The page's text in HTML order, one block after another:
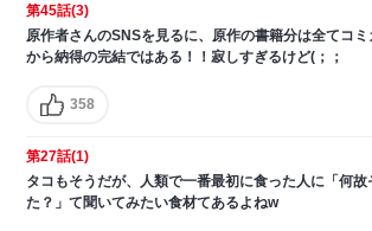
第45話(3)
原作者さんのSNSを見るに、原作の書籍分は全てコ
から納得の完結ではある！！寂しすぎるけど(；；
358
第27話(1)
タコもそうだが、人類で一番最初に食った人に「何
た？」て聞いてみたい食材てあるよねw